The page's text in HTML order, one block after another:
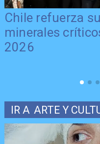
Chile refuerza
minerales
2026
IR A ARTE Y